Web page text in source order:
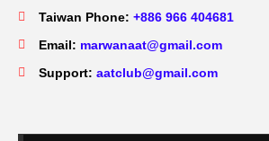
Taiwan Phone: +886 966 404681
Email: marwanaat@gmail.com
Support: aatclub@gmail.com